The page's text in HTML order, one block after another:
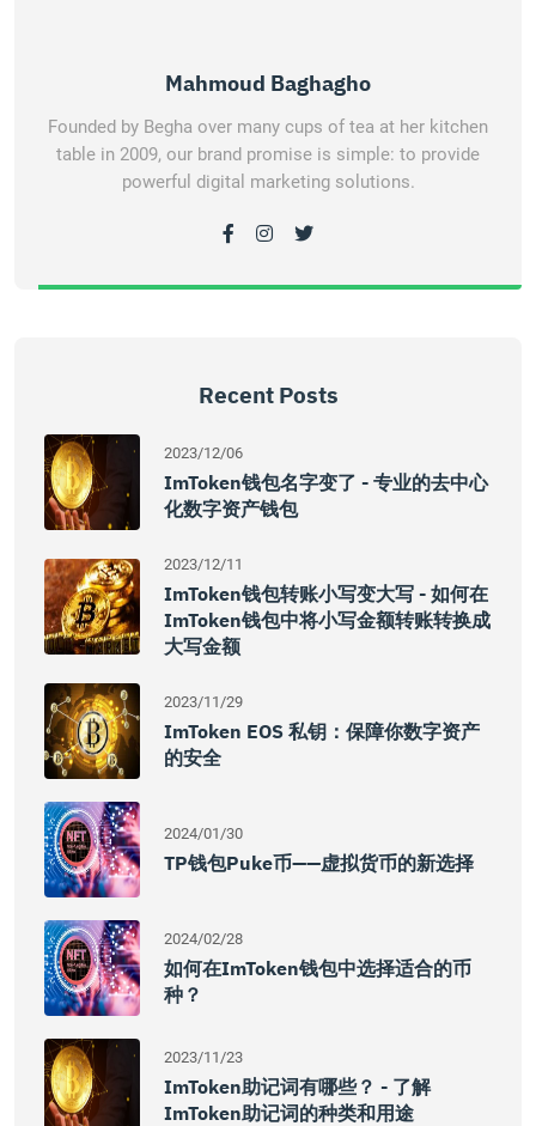
Mahmoud Baghagho
Founded by Begha over many cups of tea at her kitchen
table in 2009, our brand promise is simple: to provide
powerful digital marketing solutions.
Recent Posts
2023/12/06
ImToken钱包名字变了 - 专业的去中心
化数字资产钱包
2023/12/11
ImToken钱包转账小写变大写 - 如何在
ImToken钱包中将小写金额转账转换成
大写金额
2023/11/29
ImToken EOS 私钥：保障你数字资产
的安全
2024/01/30
TP钱包Puke币——虚拟货币的新选择
2024/02/28
如何在imToken钱包中选择适合的币
种？
2023/11/23
ImToken助记词有哪些？ - 了解
ImToken助记词的种类和用途